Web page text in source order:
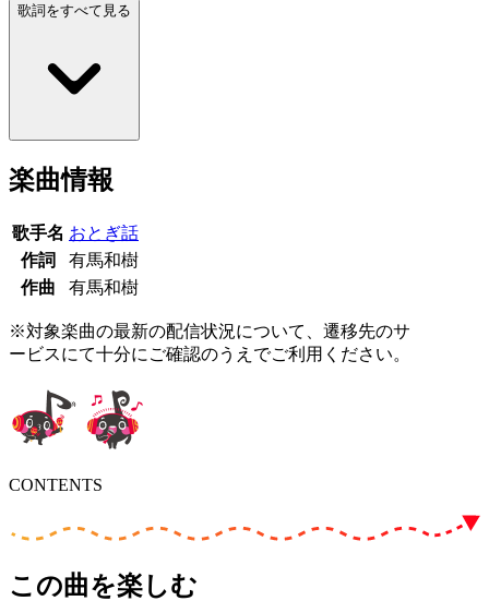
歌詞をすべて見る
楽曲情報
歌手名 おとぎ話
作詞
有馬和樹
作曲
有馬和樹
※対象楽曲の最新の配信状況について、遷移先のサ
ービスにて十分にご確認のうえでご利用ください。
CONTENTS
この曲を楽しむ